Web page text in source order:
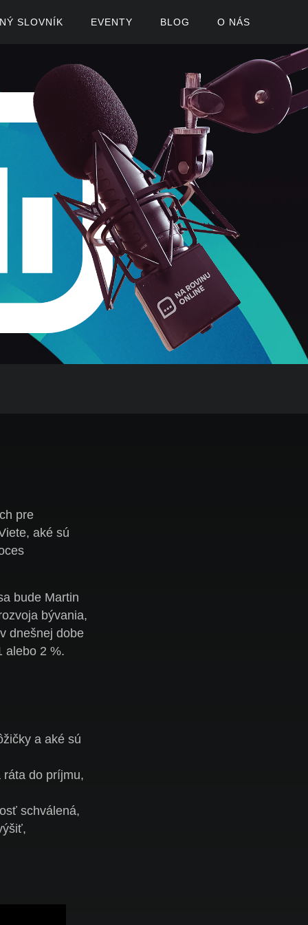
SLOVNÍK EVENTY BLOG O NÁS
pre
aké sú
bude Martin
bývania,
dnešnej dobe
alebo 2 %.
a aké sú
do príjmu,
schválená,